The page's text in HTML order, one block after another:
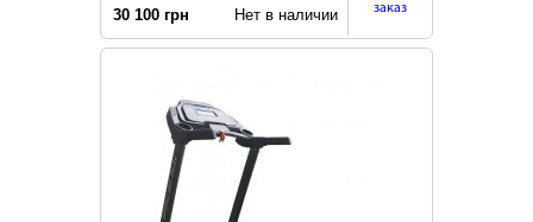
30 100 грн Нет в наличии
заказ